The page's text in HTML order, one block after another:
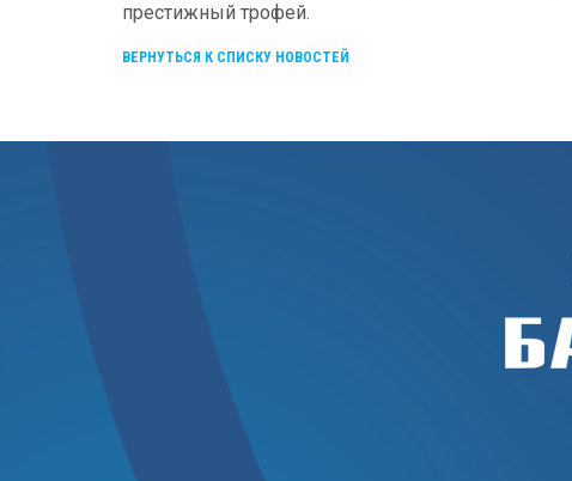
престижный трофей.
ВЕРНУТЬСЯ К СПИСКУ НОВОСТЕЙ